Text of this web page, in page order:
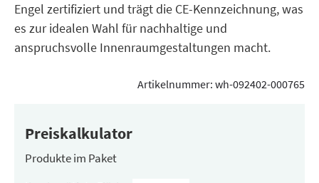
Engel zertifiziert und trägt die CE-Kennzeichnung, was
es zur idealen Wahl für nachhaltige und
anspruchsvolle Innenraumgestaltungen macht.
Artikelnummer: wh-092402-000765
Preiskalkulator
Produkte im Paket